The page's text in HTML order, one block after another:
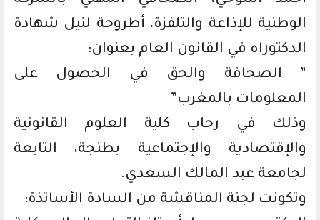
الوطنية للإذاعة والتلفزة، أطروحة لنيل شهادة
الدكتوراه في القانون العام بعنوان:
” الصحافة والحق في الحصول على
المعلومات بالمغرب”
وذلك في رحاب كلية العلوم القانونية
والإقتصادية والإجتماعية بطنجة، التابعة
لجامعة عبد المالك السعدي.
وتكونت لجنة المناقشة من السادة الأساتذة: